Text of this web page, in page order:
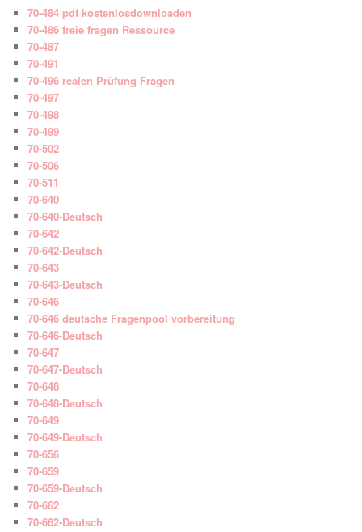
70-484 pdf kostenlosdownloaden
70-486 freie fragen Ressource
70-487
70-491
70-496 realen Prüfung Fragen
70-497
70-498
70-499
70-502
70-506
70-511
70-640
70-640-Deutsch
70-642
70-642-Deutsch
70-643
70-643-Deutsch
70-646
70-646 deutsche Fragenpool vorbereitung
70-646-Deutsch
70-647
70-647-Deutsch
70-648
70-648-Deutsch
70-649
70-649-Deutsch
70-656
70-659
70-659-Deutsch
70-662
70-662-Deutsch